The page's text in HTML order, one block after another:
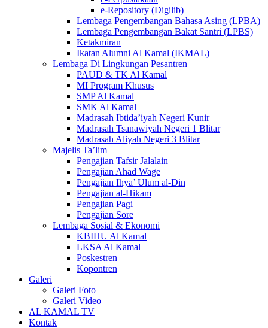
e-Repository (Digilib)
Lembaga Pengembangan Bahasa Asing (LPBA)
Lembaga Pengembangan Bakat Santri (LPBS)
Ketakmiran
Ikatan Alumni Al Kamal (IKMAL)
Lembaga Di Lingkungan Pesantren
PAUD & TK Al Kamal
MI Program Khusus
SMP Al Kamal
SMK Al Kamal
Madrasah Ibtida’iyah Negeri Kunir
Madrasah Tsanawiyah Negeri 1 Blitar
Madrasah Aliyah Negeri 3 Blitar
Majelis Ta’lim
Pengajian Tafsir Jalalain
Pengajian Ahad Wage
Pengajian Ihya’ Ulum al-Din
Pengajian al-Hikam
Pengajian Pagi
Pengajian Sore
Lembaga Sosial & Ekonomi
KBIHU Al Kamal
LKSA Al Kamal
Poskestren
Kopontren
Galeri
Galeri Foto
Galeri Video
AL KAMAL TV
Kontak